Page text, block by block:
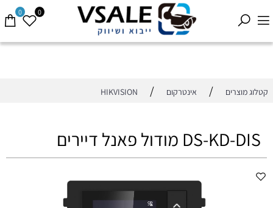
0 0
קטלוג מוצרים / אינטרקום /
HIKVISION
DS-KD-DIS מודול פאנל דיירים